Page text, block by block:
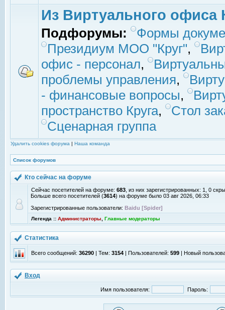
Из Виртуального офиса
Подфорумы:
Формы
Президиум МОО "Круг",
офис - персонал,
проблемы управления,
- финансовые вопросы,
пространство Круга,
Стол
Сценарная группа
Удалить cookies форума | Наша команда
Список форумов
Кто сейчас на форуме
Сейчас посетителей на форуме: 683 , из них зарегистрированных: 1, 0
Больше всего посетителей (3614) на форуме было 03 авг 2026, 06:33
Зарегистрированные пользователи: Baidu [Spider]
Легенда :: Администраторы Главные модераторы
Статистика
Всего сообщений: 36290 | Тем: 3154 | Пользователей: 599 | Новый
Вход
Имя пользователя: Пароль: